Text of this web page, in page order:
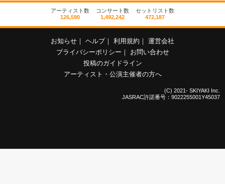
アーティスト数
126,590
コンサート数
1,492,242
セットリスト数
472,187
お知らせ ヘルプ 利用規約
運営会社
プライバシーポリシー
お問い合わせ
投稿のガイドライン
アーティスト・公演主催者の方へ
(C) 2021- SKIYAKI Inc.
JASRAC許諾番号：9022255001Y45037